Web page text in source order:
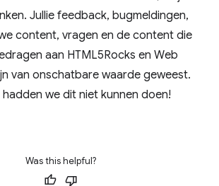
Jullie feedback, bugmeldingen,
content, vragen en de content die
aan HTML5Rocks en Web
van onschatbare waarde geweest.
hadden we dit niet kunnen doen!
Was this helpful?